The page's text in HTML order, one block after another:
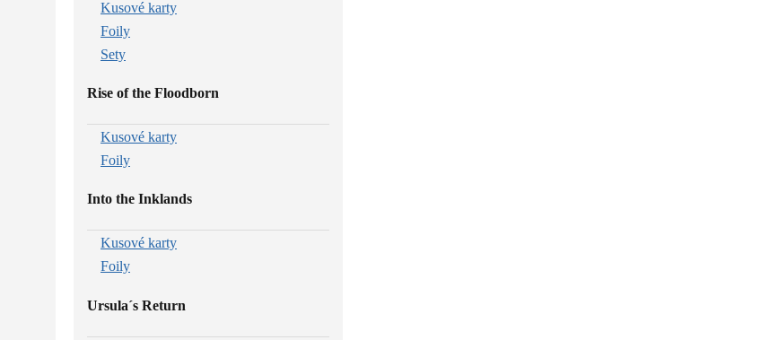
Kusové karty
Foily
Sety
Rise of the Floodborn
Kusové karty
Foily
Into the Inklands
Kusové karty
Foily
Ursula´s Return